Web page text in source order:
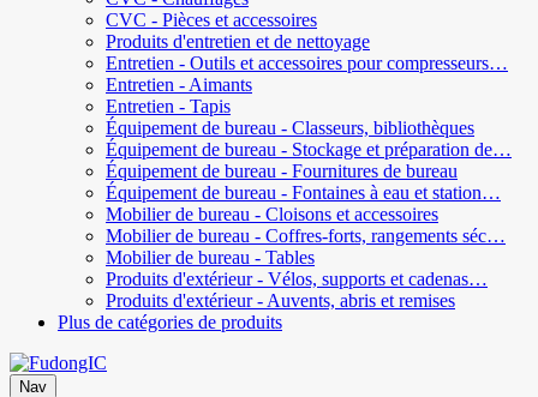
CVC - Pièces et accessoires
Produits d'entretien et de nettoyage
Entretien - Outils et accessoires pour compresseurs…
Entretien - Aimants
Entretien - Tapis
Équipement de bureau - Classeurs, bibliothèques
Équipement de bureau - Stockage et préparation de…
Équipement de bureau - Fournitures de bureau
Équipement de bureau - Fontaines à eau et station…
Mobilier de bureau - Cloisons et accessoires
Mobilier de bureau - Coffres-forts, rangements séc…
Mobilier de bureau - Tables
Produits d'extérieur - Vélos, supports et cadenas…
Produits d'extérieur - Auvents, abris et remises
Plus de catégories de produits
Nav